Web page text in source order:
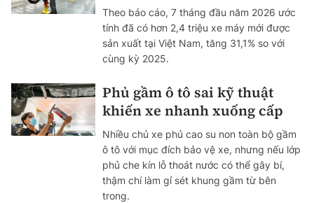
Theo báo cáo, 7 tháng đầu năm 2026 ước
tính đã có hơn 2,4 triệu xe máy mới được
sản xuất tại Việt Nam, tăng 31,1% so với
cùng kỳ 2025.
Phủ gầm ô tô sai kỹ thuật
khiến xe nhanh xuống cấp
Nhiều chủ xe phủ cao su non toàn bộ gầm
ô tô với mục đích bảo vệ xe, nhưng nếu lớp
phủ che kín lỗ thoát nước có thể gây bí,
thậm chí làm gỉ sét khung gầm từ bên
trong.